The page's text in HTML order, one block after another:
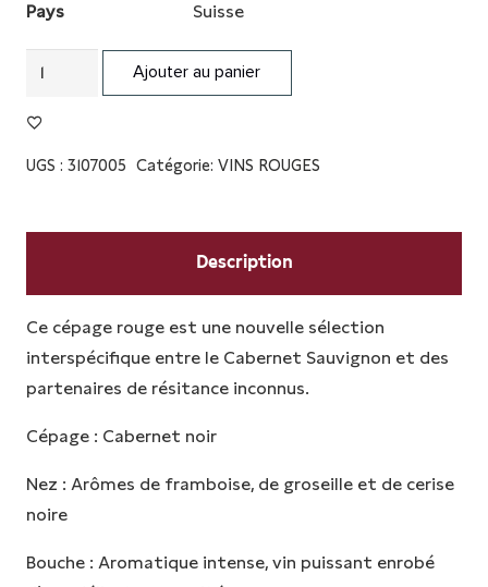
Pays Suisse
quantité
CABERNET
Ajouter au panier
UGS : 3107005 Catégorie: VINS ROUGES
Description
Ce cépage rouge est une nouvelle sélection
interspécifique entre le Cabernet Sauvignon et des
partenaires de résitance inconnus.
Cépage : Cabernet noir
Nez : Arômes de framboise, de groseille et de cerise
noire
Bouche : Aromatique intense, vin puissant enrobé